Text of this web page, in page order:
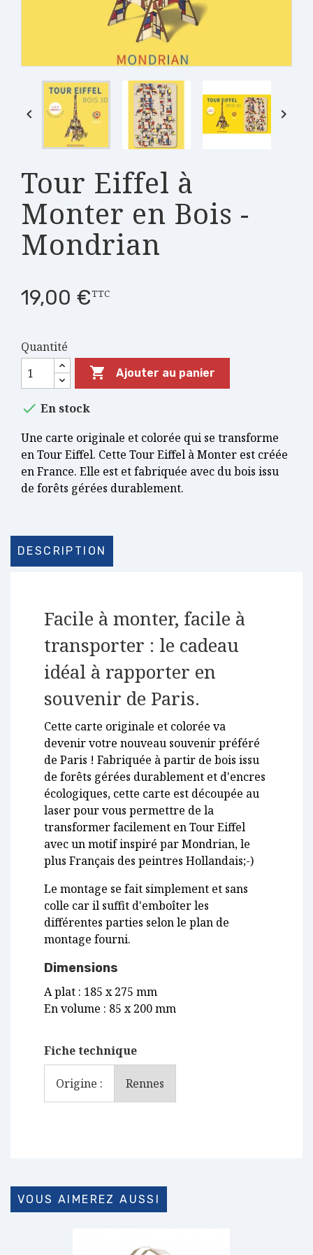
 
Tour Eiffel à
Monter en Bois -
Mondrian
19,00 €TTC
Quantité
 Ajouter au panier
 En stock
Une carte originale et colorée qui se transforme
en Tour Eiffel. Cette Tour Eiffel à Monter est créée
en France. Elle est et fabriquée avec du bois issu
de forêts gérées durablement.
DESCRIPTION
Facile à monter, facile à
transporter : le cadeau
idéal à rapporter en
souvenir de Paris.
Cette carte originale et colorée va
devenir votre nouveau souvenir préféré
de Paris ! Fabriquée à partir de bois issu
de forêts gérées durablement et d'encres
écologiques, cette carte est découpée au
laser pour vous permettre de la
transformer facilement en Tour Eiffel
avec un motif inspiré par Mondrian, le
plus Français des peintres Hollandais;-)
Le montage se fait simplement et sans
colle car il suffit d'emboîter les
différentes parties selon le plan de
montage fourni.
Dimensions
A plat : 185 x 275 mm
En volume : 85 x 200 mm
Fiche technique
Origine : Rennes
VOUS AIMEREZ AUSSI